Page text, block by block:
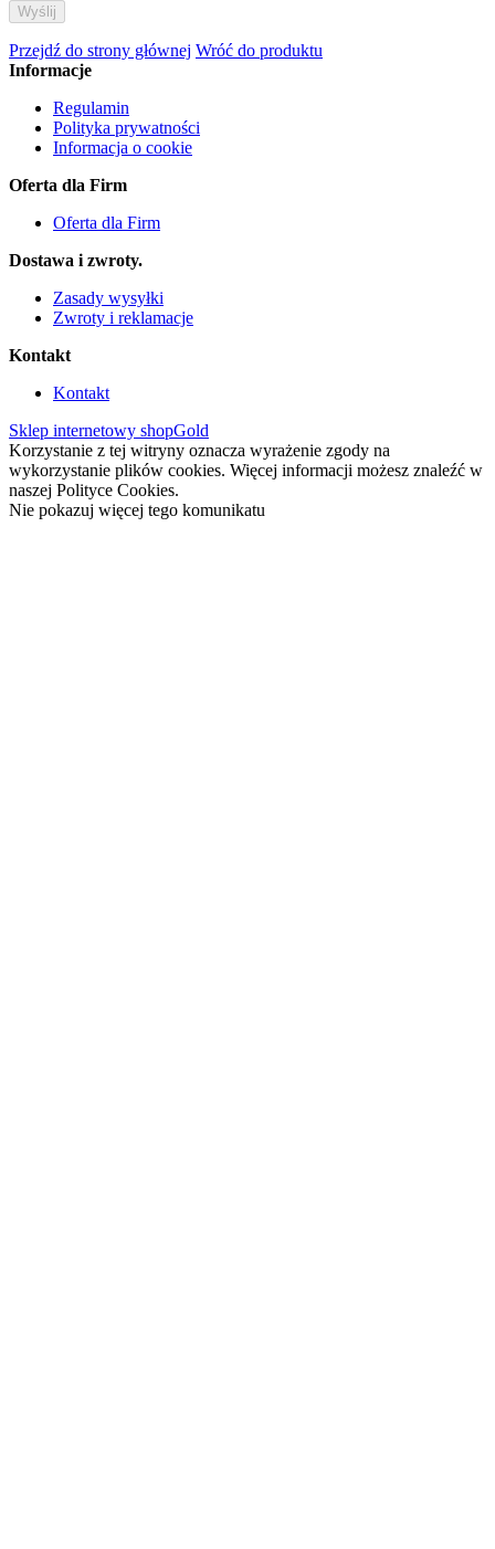
Przejdź do strony głównej Wróć do produktu
Informacje
Regulamin
Polityka prywatności
Informacja o cookie
Oferta dla Firm
Oferta dla Firm
Dostawa i zwroty.
Zasady wysyłki
Zwroty i reklamacje
Kontakt
Kontakt
Sklep internetowy shopGold
Korzystanie z tej witryny oznacza wyrażenie zgody na
wykorzystanie plików cookies. Więcej informacji możesz znaleźć w
naszej Polityce Cookies.
Nie pokazuj więcej tego komunikatu